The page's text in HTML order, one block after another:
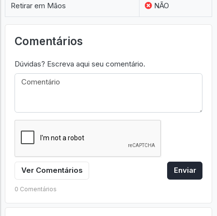
Retirar em Mãos NÃO
Comentários
Dúvidas? Escreva aqui seu comentário.
Ver Comentários Enviar
0 Comentários